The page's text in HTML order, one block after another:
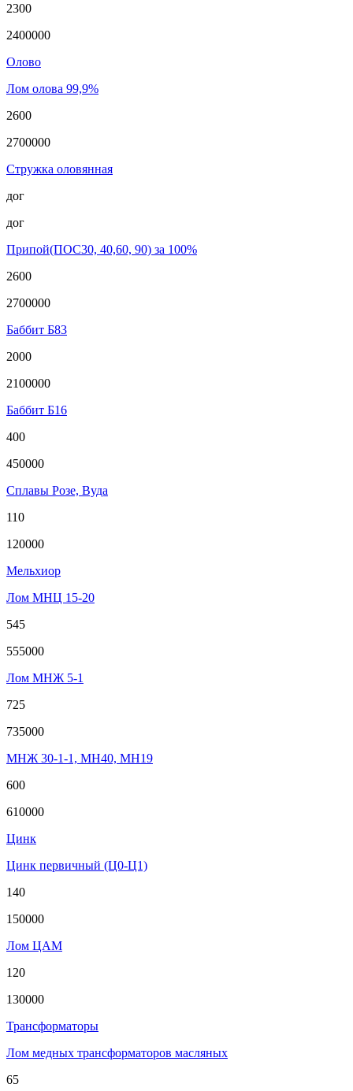
2300
2400000
Олово
Лом олова 99,9%
2600
2700000
Стружка оловянная
дог
дог
Припой(ПОС30, 40,60, 90) за 100%
2600
2700000
Баббит Б83
2000
2100000
Баббит Б16
400
450000
Сплавы Розе, Вуда
110
120000
Мельхиор
Лом МНЦ 15-20
545
555000
Лом МНЖ 5-1
725
735000
МНЖ 30-1-1, МН40, МН19
600
610000
Цинк
Цинк первичный (Ц0-Ц1)
140
150000
Лом ЦАМ
120
130000
Трансформаторы
Лом медных трансформаторов масляных
65